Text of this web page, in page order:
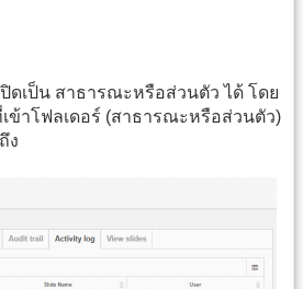
ดเป็น สาธารณะหรือส่วนตัว ได้ โดย
ข้าโฟลเดอร์ (สาธารณะหรือส่วนตัว)
ง